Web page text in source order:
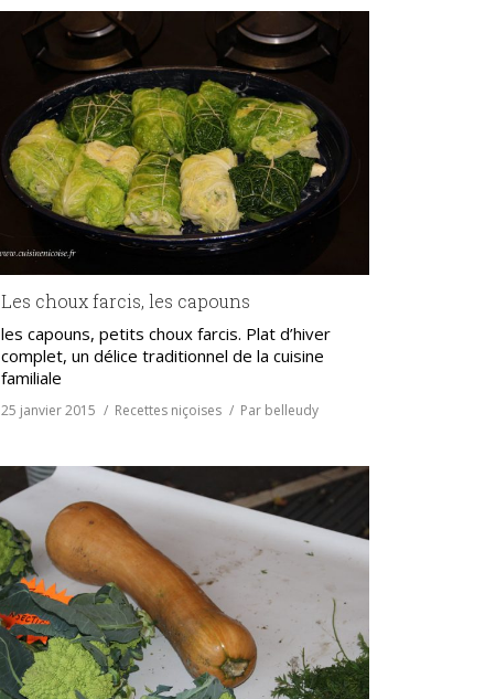
Les choux farcis, les capouns
les capouns, petits choux farcis. Plat d’hiver
complet, un délice traditionnel de la cuisine
familiale
25 janvier 2015 Recettes niçoises Par belleudy